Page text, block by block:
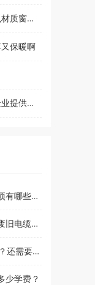
较好呢
保暖啊
些设计
回收电线电缆时需要注意的事项有哪些？漳州友合再生资源小编告诉你
漳州友合再生资源小编告诉你废旧电缆回收要符合哪些条件！！？
平面设计是只要学ps就可以吗？还需要学什么？和高新教育小编来了解
少学费？